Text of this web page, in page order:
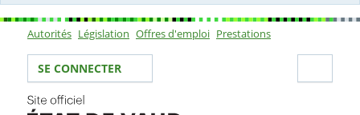
Sous-navigation
Autorités Législation Offres d'emploi Prestations
Votre identité
SE CONNECTER